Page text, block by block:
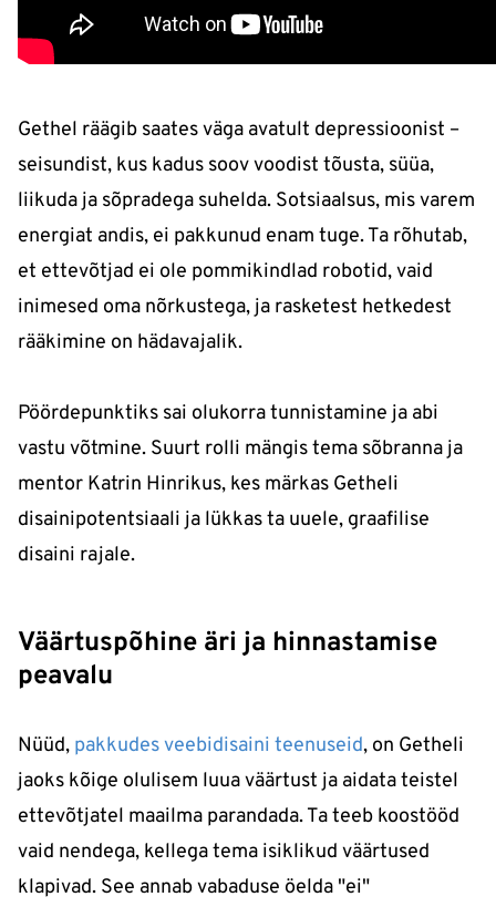
Gethel räägib saates väga avatult depressioonist –
seisundist, kus kadus soov voodist tõusta, süüa,
liikuda ja sõpradega suhelda. Sotsiaalsus, mis varem
energiat andis, ei pakkunud enam tuge. Ta rõhutab,
et ettevõtjad ei ole pommikindlad robotid, vaid
inimesed oma nõrkustega, ja rasketest hetkedest
rääkimine on hädavajalik.
Pöördepunktiks sai olukorra tunnistamine ja abi
vastu võtmine. Suurt rolli mängis tema sõbranna ja
mentor Katrin Hinrikus, kes märkas Getheli
disainipotentsiaali ja lükkas ta uuele, graafilise
disaini rajale.
Väärtuspõhine äri ja hinnastamise
peavalu
Nüüd, pakkudes veebidisaini teenuseid, on Getheli
jaoks kõige olulisem luua väärtust ja aidata teistel
ettevõtjatel maailma parandada. Ta teeb koostööd
vaid nendega, kellega tema isiklikud väärtused
klapivad. See annab vabaduse öelda "ei"